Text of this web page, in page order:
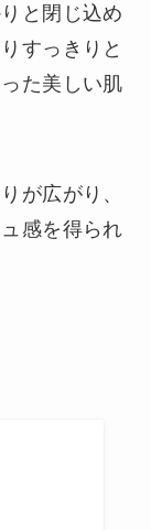
と閉じ込め
すっきりと
た美しい肌
が広がり、
感を得られ